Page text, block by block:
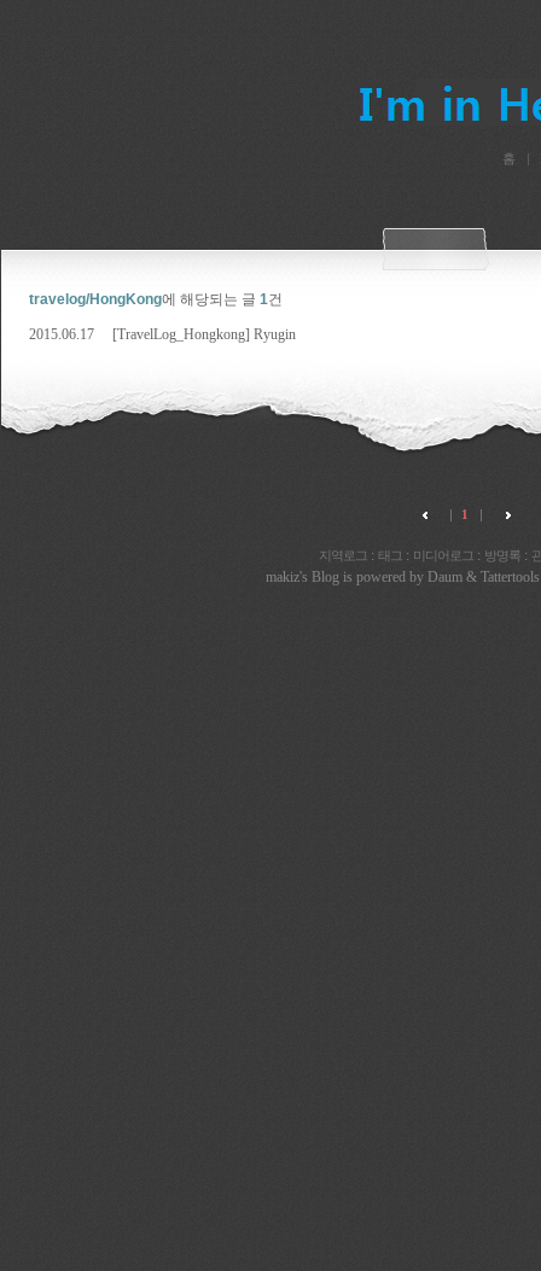
홈
travelog/HongKong에 해당되는 글 1건
2015.06.17 [TravelLog_Hongkong] Ryugin
1
지역로그: 태그: 미디어로그: 방명록:
makiz's Blog is powered by Daum&